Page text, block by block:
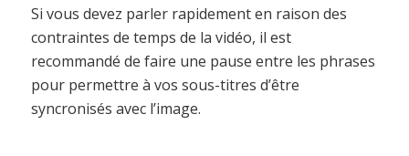
Si vous devez parler rapidement en raison des
contraintes de temps de la vidéo, il est
recommandé de faire une pause entre les phrases
pour permettre à vos sous-titres d’être
syncronisés avec l’image.